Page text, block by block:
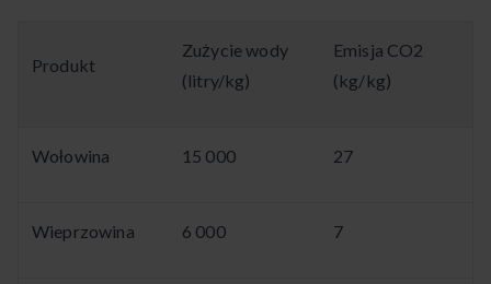
Produkt
Zużycie wody
(litry/kg)
Emisja CO2
(kg/kg)
Wołowina 15 000 27
Wieprzowina 6 000 7